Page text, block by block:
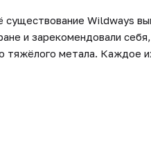
существование Wildways
и зарекомендовали
тяжёлого метала. Каждое